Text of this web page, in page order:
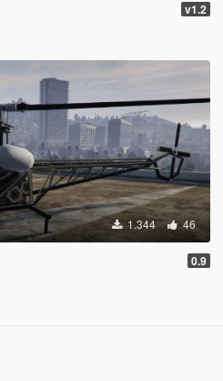
v1.2
1.344 46
0.9